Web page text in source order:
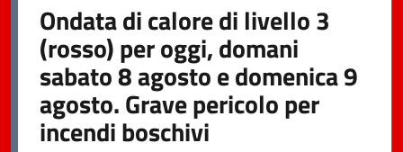
Ondata di calore di livello 3
(rosso) per oggi, domani
sabato 8 agosto e domenica 9
agosto. Grave pericolo per
incendi boschivi